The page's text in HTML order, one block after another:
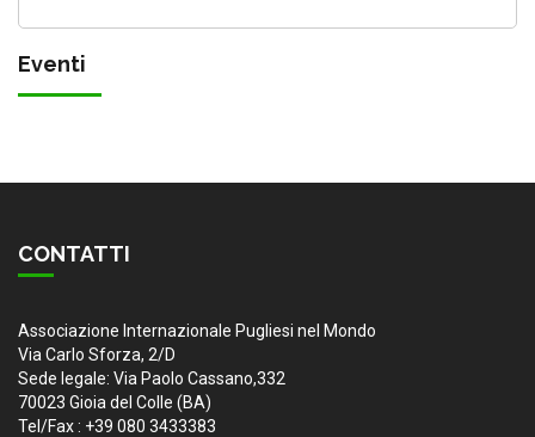
Eventi
CONTATTI
Associazione Internazionale Pugliesi nel Mondo
Via Carlo Sforza, 2/D
Sede legale: Via Paolo Cassano,332
70023 Gioia del Colle (BA)
Tel/Fax : +39 080 3433383